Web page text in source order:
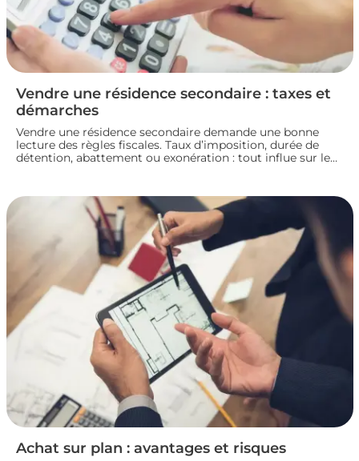
Vendre une résidence secondaire : taxes et
démarches
Vendre une résidence secondaire demande une bonne
lecture des règles fiscales. Taux d’imposition, durée de
détention, abattement ou exonération : tout influe sur le
les meilleures conditions. Zoom sur les démarches et les
taxes à connaître avant de se lancer.
Achat sur plan : avantages et risques